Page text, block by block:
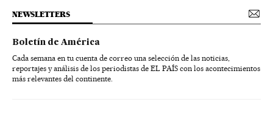
NEWSLETTERS
Boletín de América
Cada semana en tu cuenta de correo una selección de las noticias,
reportajes y análisis de los periodistas de EL PAÍS con los acontecimientos
más relevantes del continente.